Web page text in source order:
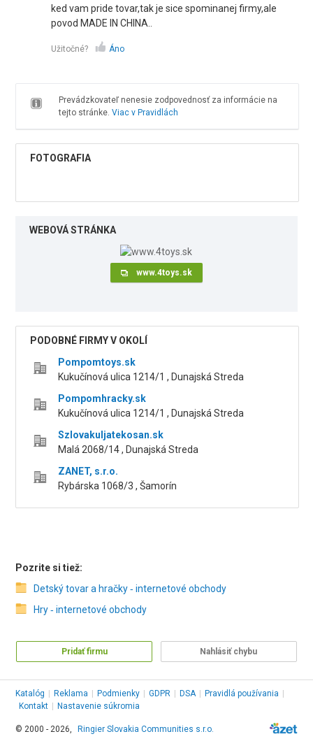
ked vam pride tovar,tak je sice spominanej firmy,ale
povod MADE IN CHINA..
Užitočné? Áno
Prevádzkovateľ nenesie zodpovednosť za informácie na
tejto stránke. Viac v Pravidlách
FOTOGRAFIA
WEBOVÁ STRÁNKA
www.4toys.sk
PODOBNÉ FIRMY V OKOLÍ
Pompomtoys.sk
Kukučínová ulica 1214/1 , Dunajská Streda
Pompomhracky.sk
Kukučínová ulica 1214/1 , Dunajská Streda
Szlovakuljatekosan.sk
Malá 2068/14 , Dunajská Streda
ZANET, s.r.o.
Rybárska 1068/3 , Šamorín
Pozrite si tiež:
Detský tovar a hračky ‑ internetové obchody
Hry ‑ internetové obchody
Pridať firmu Nahlásiť chybu
Katalóg Reklama Podmienky GDPR DSA Pravidlá používania
Kontakt
Nastavenie súkromia
© 2000 - 2026, Ringier Slovakia Communities s.r.o.